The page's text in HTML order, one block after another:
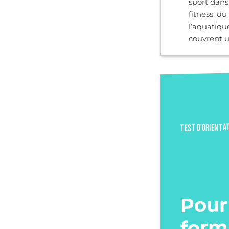
fitness,
couvrent
TEST